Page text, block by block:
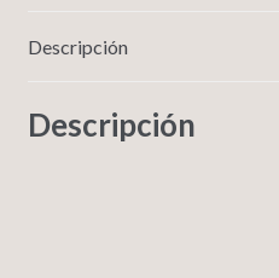
Descripción
Descripción